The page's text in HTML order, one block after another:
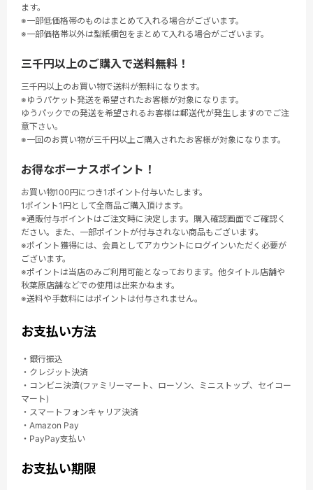
ます。
※一部低価格帯のものはまとめて入れる場合がございます。
※一部価格帯以外は型紙梱包をまとめて入れる場合がございます。
三千円以上のご購入で送料無料！
三千円以上のお買い物で送料が無料になります。
※ゆうパケット発送を希望されたお客様が対象になります。
ゆうパックでの発送を希望されるお客様は郵送代が発生しますのでご注
意下さい。
※一回のお買い物が三千円以上ご購入されたお客様が対象になります。
お得なボーナスポイント！
お買い物100円につき1ポイント付与いたします。
1ポイント1円として全商品ご購入頂けます。
※通販付与ポイントはご注文時に決定します。購入確認画面でご確認く
ださい。また、一部ポイントが付与されない商品もございます。
※ポイント獲得には、会員としてアカウントにログインいただく必要が
ございます。
※ポイントは当店のみご利用可能となっております。他タイトル店舗や
秋葉原店舗などでの使用は出来かねます。
※送料や手数料にはポイントは付与されません。
お支払い方法
・銀行振込
・クレジット決済
・コンビニ決済(ファミリーマート、ローソン、ミニストップ、セイコー
マート)
・スマートフォンキャリア決済
・Amazon Pay
・PayPay支払い
お支払い期限